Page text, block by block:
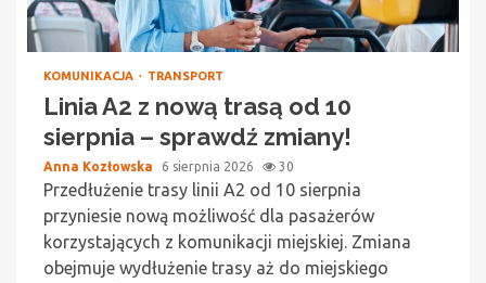
KOMUNIKACJA TRANSPORT
Linia A2 z nową trasą od 10
sierpnia – sprawdź zmiany!
Anna Kozłowska 6 sierpnia 2026 30
Przedłużenie trasy linii A2 od 10 sierpnia
przyniesie nową możliwość dla pasażerów
korzystających z komunikacji miejskiej. Zmiana
obejmuje wydłużenie trasy aż do miejskiego